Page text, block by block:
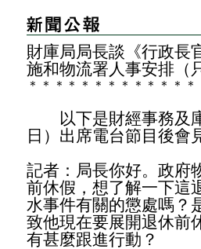
財庫局局長談《行政長
施和物流署人事安排（
＊ ＊ ＊ ＊ ＊ ＊ ＊ ＊ ＊ ＊ ＊ ＊ ＊
以下是財經事務及庫
日）出席電台節目後會
記者：局長你好。政府
前休假，想了解一下這
水事件有關的懲處嗎？
致他現在要展開退休前
有甚麼跟進行動？